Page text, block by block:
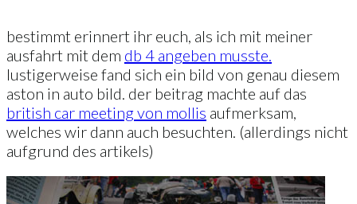
bestimmt erinnert ihr euch, als ich mit meiner
ausfahrt mit dem db 4 angeben musste.
lustigerweise fand sich ein bild von genau diesem
aston in auto bild. der beitrag machte auf das
british car meeting von mollis aufmerksam,
welches wir dann auch besuchten. (allerdings nicht
aufgrund des artikels)